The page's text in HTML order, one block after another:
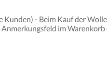
- Beim Kauf der
im Warenkorb